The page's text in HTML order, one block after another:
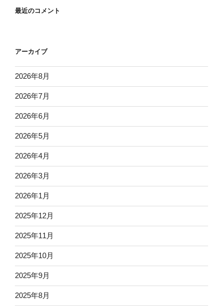
最近のコメント
アーカイブ
2026年8月
2026年7月
2026年6月
2026年5月
2026年4月
2026年3月
2026年1月
2025年12月
2025年11月
2025年10月
2025年9月
2025年8月